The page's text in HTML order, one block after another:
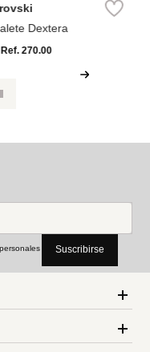
Dextera
Ref.270.00